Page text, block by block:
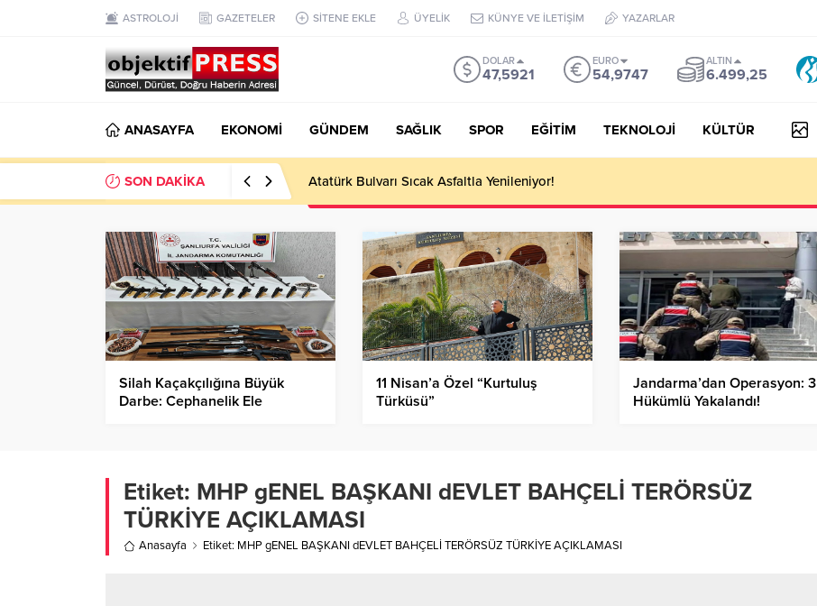
ASTROLOJİ GAZETELER SİTENE EKLE ÜYELİK KÜNYE VE İLETİŞİM YAZARLAR
DOLAR
47,5921
EURO
54,9747
ALTIN
6.499,25
ANASAYFA EKONOMİ GÜNDEM SAĞLIK SPOR EĞİTİM TEKNOLOJİ KÜLTÜR
SON DAKİKA Atatürk Bulvarı Sıcak Asfaltla Yenileniyor!
Silah Kaçakçılığına Büyük
Darbe: Cephanelik Ele
11 Nisan’a Özel “Kurtuluş
Türküsü”
Jandarma’dan Operasyon: 3
Hükümlü Yakalandı!
Etiket: MHP gENEL BAŞKANI dEVLET BAHÇELİ TERÖRSÜZ
TÜRKİYE AÇIKLAMASI
Anasayfa Etiket: MHP gENEL BAŞKANI dEVLET BAHÇELİ TERÖRSÜZ TÜRKİYE AÇIKLAMASI